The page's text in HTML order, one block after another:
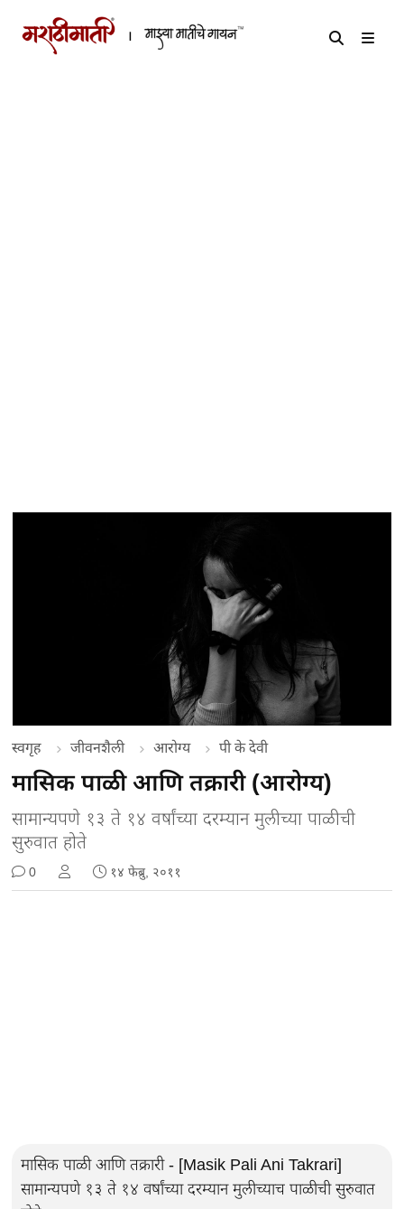
स्वगृह जीवनशैली आरोग्य पी के देवी
मासिक पाळी आणि तक्रारी (आरोग्य)
सामान्यपणे १३ ते १४ वर्षांच्या दरम्यान मुलीच्या पाळीची
सुरुवात होते
0 १४ फेब्रु, २०११
मासिक पाळी आणि तक्रारी - [Masik Pali Ani Takrari]
सामान्यपणे १३ ते १४ वर्षांच्या दरम्यान मुलीच्याच पाळीची सुरुवात